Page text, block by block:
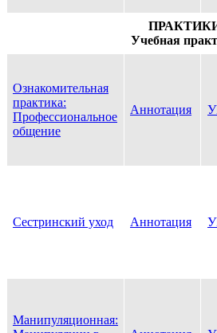
Учебная
Ознакомительная
практика:
Профессиональное
общение
Аннотация
Сестринский уход Аннотация
Манипуляционная: